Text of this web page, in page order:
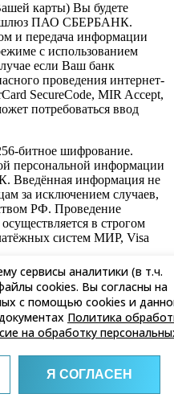
карты) Вы будете
шлюз ПАО СБЕРБАНК.
и передача информации
с использованием
если Ваш банк
проведения интернет-
SecureCode, MIR Accept,
потребоваться ввод
битное шифрование.
персональной информации
Введённая информация не
за исключением случаев,
РФ. Проведение
в строгом
систем МИР, Visa
условиях оплаты вы можете
+7 (495) 134-34-70
сервисы аналитики (в т.ч.
cookies. Вы согласны на
с помощью cookies и
Политика
на обработку
Я СОГЛАСЕН